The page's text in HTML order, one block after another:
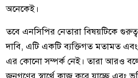
অনেকেই।
তবে এনসিপির নেতারা বিষয়টিকে
দাবি, এটি একটি ব্যক্তিগত মতামত এবং
এর কোনো সম্পর্ক নেই। তারা আরও